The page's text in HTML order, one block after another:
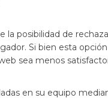
la posibilidad de
Si bien esta
sea menos
en su equipo